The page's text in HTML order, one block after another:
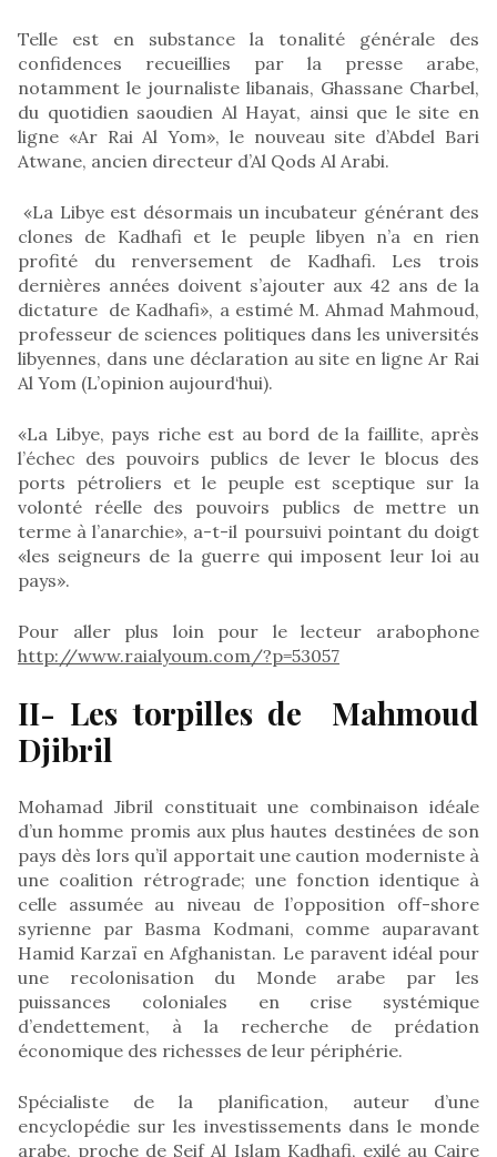
Telle est en substance la tonalité générale des
confidences recueillies par la presse arabe,
notamment le journaliste libanais, Ghassane Charbel,
du quotidien saoudien Al Hayat, ainsi que le site en
ligne «Ar Rai Al Yom», le nouveau site d’Abdel Bari
Atwane, ancien directeur d’Al Qods Al Arabi.
«La Libye est désormais un incubateur générant des
clones de Kadhafi et le peuple libyen n’a en rien
profité du renversement de Kadhafi. Les trois
dernières années doivent s’ajouter aux 42 ans de la
dictature de Kadhafi», a estimé M. Ahmad Mahmoud,
professeur de sciences politiques dans les universités
libyennes, dans une déclaration au site en ligne Ar Rai
Al Yom (L’opinion aujourd‘hui).
«La Libye, pays riche est au bord de la faillite, après
l’échec des pouvoirs publics de lever le blocus des
ports pétroliers et le peuple est sceptique sur la
volonté réelle des pouvoirs publics de mettre un
terme à l’anarchie», a-t-il poursuivi pointant du doigt
«les seigneurs de la guerre qui imposent leur loi au
pays».
Pour aller plus loin pour le lecteur arabophone
http://www.raialyoum.com/?p=53057
II- Les torpilles de Mahmoud
Djibril
Mohamad Jibril constituait une combinaison idéale
d’un homme promis aux plus hautes destinées de son
pays dès lors qu’il apportait une caution moderniste à
une coalition rétrograde; une fonction identique à
celle assumée au niveau de l’opposition off-shore
syrienne par Basma Kodmani, comme auparavant
Hamid Karzaï en Afghanistan. Le paravent idéal pour
une recolonisation du Monde arabe par les
puissances coloniales en crise systémique
d’endettement, à la recherche de prédation
économique des richesses de leur périphérie.
Spécialiste de la planification, auteur d’une
encyclopédie sur les investissements dans le monde
arabe, proche de Seif Al Islam Kadhafi, exilé au Caire